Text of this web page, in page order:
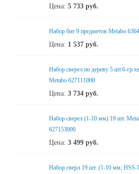
Цена: 5 733 руб.
Набор бит 9 предметов Metabo
Цена: 1 537 руб.
Набор сверел по дереву 5 шт.6-гр
Metabo 627111000
Цена: 3 734 руб.
Набор сверел (1-10 мм) 19 шт.
627153000
Цена: 3 499 руб.
Набор сверл 19 шт. (1-10 мм; HSS-